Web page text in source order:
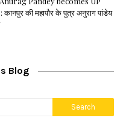
की महापौर के पुत्र अनुराग पांडेय
Blog